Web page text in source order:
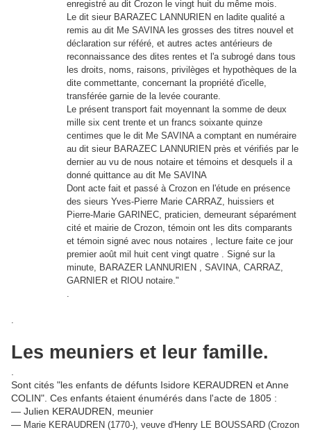
enregistré au dit Crozon le vingt huit du même mois.
Le dit sieur BARAZEC LANNURIEN en ladite qualité a
remis au dit Me SAVINA les grosses des titres nouvel et
déclaration sur référé, et autres actes antérieurs de
reconnaissance des dites rentes et l'a subrogé dans tous
les droits, noms, raisons, privilèges et hypothèques de la
dite commettante, concernant la propriété d'icelle,
transférée garnie de la levée courante.
Le présent transport fait moyennant la somme de deux
mille six cent trente et un francs soixante quinze
centimes que le dit Me SAVINA a comptant en numéraire
au dit sieur BARAZEC LANNURIEN près et vérifiés par le
dernier au vu de nous notaire et témoins et desquels il a
donné quittance au dit Me SAVINA
Dont acte fait et passé à Crozon en l'étude en présence
des sieurs Yves-Pierre Marie CARRAZ, huissiers et
Pierre-Marie GARINEC, praticien, demeurant séparément
cité et mairie de Crozon, témoin ont les dits comparants
et témoin signé avec nous notaires , lecture faite ce jour
premier août mil huit cent vingt quatre . Signé sur la
minute, BARAZER LANNURIEN , SAVINA, CARRAZ,
GARNIER et RIOU notaire."
.
.
Les meuniers et leur famille.
Sont cités "les enfants de défunts Isidore KERAUDREN et Anne
COLIN". Ces enfants étaient énumérés dans l'acte de 1805 :
— Julien KERAUDREN, meunier
— Marie KERAUDREN (1770-), veuve d'Henry LE BOUSSARD (Crozon